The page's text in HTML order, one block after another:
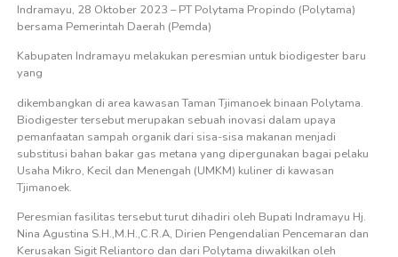
Indramayu, 28 Oktober 2023 – PT Polytama Propindo (Polytama)
bersama Pemerintah Daerah (Pemda)
Kabupaten Indramayu melakukan peresmian untuk biodigester baru
yang
dikembangkan di area kawasan Taman Tjimanoek binaan Polytama.
Biodigester tersebut merupakan sebuah inovasi dalam upaya
pemanfaatan sampah organik dari sisa-sisa makanan menjadi
substitusi bahan bakar gas metana yang dipergunakan bagai pelaku
Usaha Mikro, Kecil dan Menengah (UMKM) kuliner di kawasan
Tjimanoek.
Peresmian fasilitas tersebut turut dihadiri oleh Bupati Indramayu Hj.
Nina Agustina S.H.,M.H.,C.R.A, Dirien Pengendalian Pencemaran dan
Kerusakan Sigit Reliantoro dan dari Polytama diwakilkan oleh